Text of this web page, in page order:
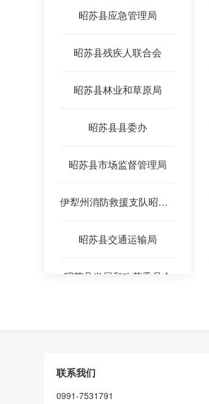
昭苏县应急管理局
昭苏县残疾人联合会
昭苏县林业和草原局
昭苏县县委办
昭苏县市场监督管理局
伊犁州消防救援支队昭苏县消防救援大队
昭苏县交通运输局
昭苏县发展和改革委员会
联系我们
0991-7531791